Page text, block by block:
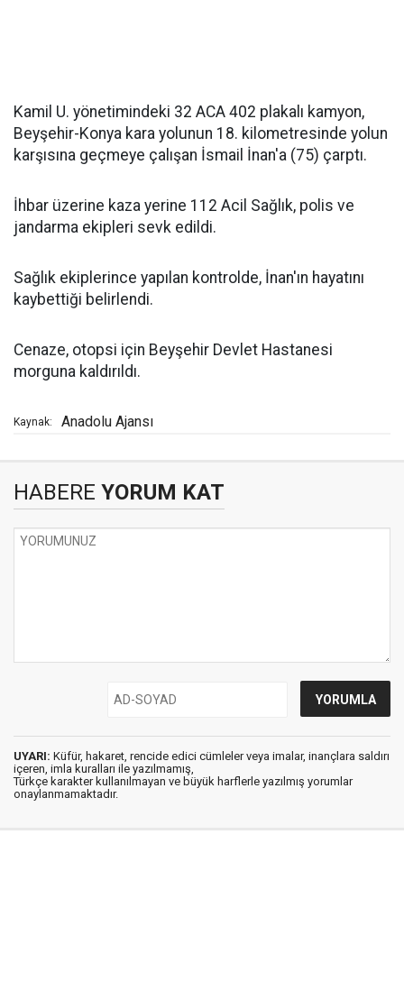
Kamil U. yönetimindeki 32 ACA 402 plakalı kamyon,
Beyşehir-Konya kara yolunun 18. kilometresinde yolun
karşısına geçmeye çalışan İsmail İnan'a (75) çarptı.
İhbar üzerine kaza yerine 112 Acil Sağlık, polis ve
jandarma ekipleri sevk edildi.
Sağlık ekiplerince yapılan kontrolde, İnan'ın hayatını
kaybettiği belirlendi.
Cenaze, otopsi için Beyşehir Devlet Hastanesi
morguna kaldırıldı.
Kaynak: Anadolu Ajansı
HABERE YORUM KAT
UYARI: Küfür, hakaret, rencide edici cümleler veya imalar, inançlara saldırı
içeren, imla kuralları ile yazılmamış,
Türkçe karakter kullanılmayan ve büyük harflerle yazılmış yorumlar
onaylanmamaktadır.